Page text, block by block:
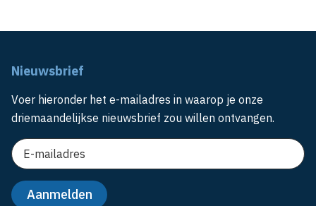
Nieuwsbrief
Voer hieronder het e-mailadres in waarop je onze
driemaandelijkse nieuwsbrief zou willen ontvangen.